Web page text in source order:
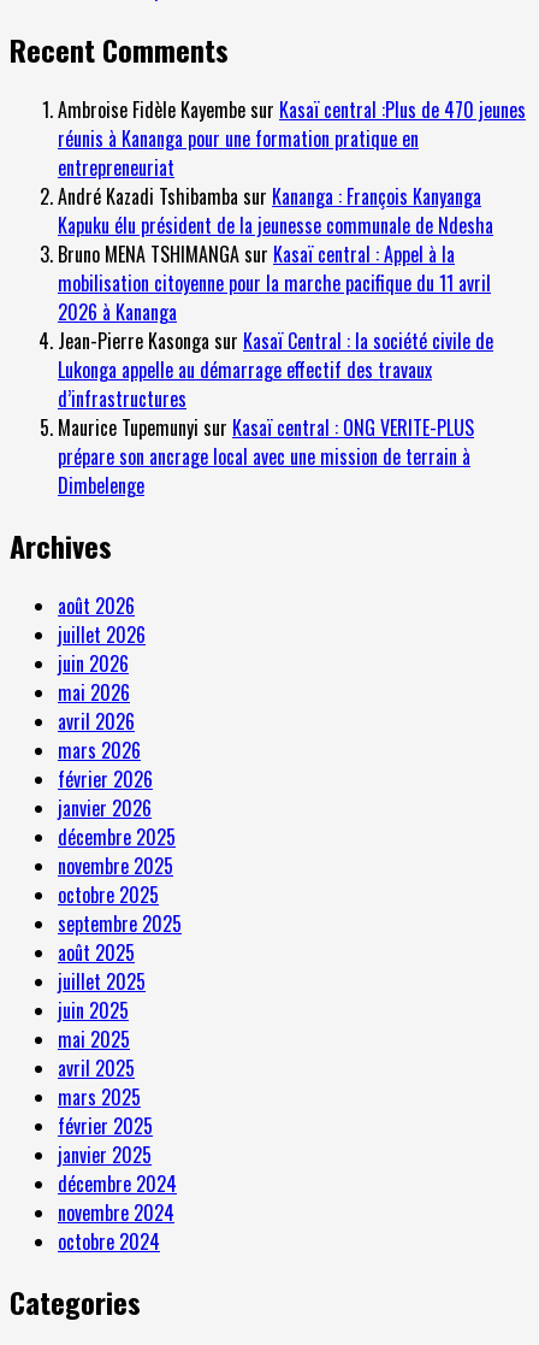
Recent Comments
Ambroise Fidèle Kayembesur Kasaï central :Plus de 470 jeunes
réunis à Kananga pour une formation pratique en
entrepreneuriat
André Kazadi Tshibamba sur Kananga : François Kanyanga
Kapuku élu président de la jeunesse communale de Ndesha
Bruno MENA TSHIMANGAsur Kasaï central : Appel à la
mobilisation citoyenne pour la marche pacifique du 11 avril
2026 à Kananga
Jean-Pierre Kasonga sur Kasaï Central : la société civile de
Lukonga appelle au démarrage effectif des travaux
d’infrastructures
Maurice Tupemunyi sur Kasaï central : ONG VERITE-PLUS
prépare son ancrage local avec une mission de terrain à
Dimbelenge
Archives
août 2026
juillet 2026
juin 2026
mai 2026
avril 2026
mars 2026
février 2026
janvier 2026
décembre 2025
novembre 2025
octobre 2025
septembre 2025
août 2025
juillet 2025
juin 2025
mai 2025
avril 2025
mars 2025
février 2025
janvier 2025
décembre 2024
novembre 2024
octobre 2024
Categories